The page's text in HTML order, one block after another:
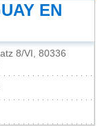
EN
8/VI, 80336